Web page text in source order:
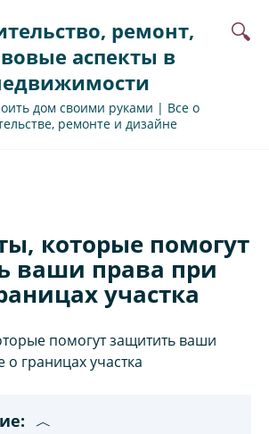
ремонт,
аспекты в
дом своими руками | Все о
ремонте и дизайне
которые помогут
ваши права при
участка